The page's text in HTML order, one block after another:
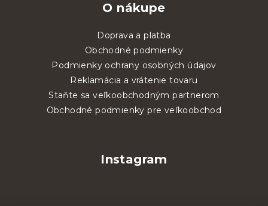
O nákupe
Doprava a platba
Obchodné podmienky
Podmienky ochrany osobných údajov
Reklamácia a vrátenie tovaru
Staňte sa veľkoobchodným partnerom
Obchodné podmienky pre veľkoobchod
Instagram